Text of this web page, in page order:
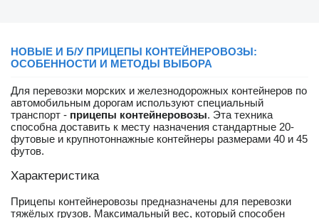
НОВЫЕ И Б/У ПРИЦЕПЫ КОНТЕЙНЕРОВОЗЫ:
ОСОБЕННОСТИ И МЕТОДЫ ВЫБОРА
Для перевозки морских и железнодорожных контейнеров по
автомобильным дорогам используют специальный
транспорт - прицепы контейнеровозы. Эта техника
способна доставить к месту назначения стандартные 20-
футовые и крупнотоннажные контейнеры размерами 40 и 45
футов.
Характеристика
Прицепы контейнеровозы предназначены для перевозки
тяжёлых грузов. Максимальный вес, который способен